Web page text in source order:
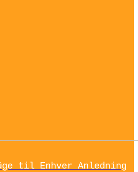
til Enhver Anledning